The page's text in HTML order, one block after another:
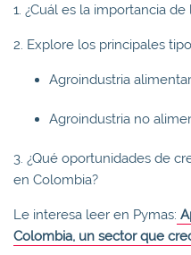
1. ¿Cuál es la importancia
2. Explore los principales
Agroindustria
Agroindustria no
3. ¿Qué oportunidades de
en Colombia?
Le interesa leer en Pymas:
Colombia, un sector que